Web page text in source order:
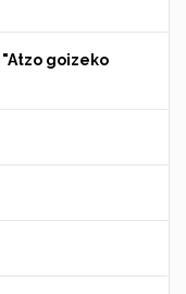
goizeko